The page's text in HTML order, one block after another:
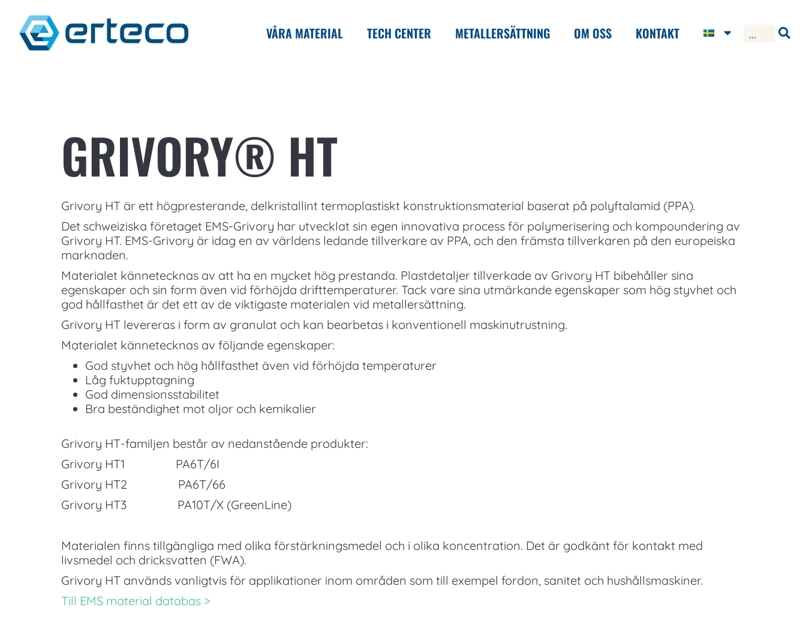
VÅRA MATERIAL TECH CENTER METALLERSÄTTNING OM OSS KONTAKT
GRIVORY® HT
Grivory HT är ett högpresterande, delkristallint termoplastiskt konstruktionsmaterial baserat på polyftalamid (PPA).
Det schweiziska företaget EMS-Grivory har utvecklat sin egen innovativa process för polymerisering och kompoundering av
Grivory HT. EMS-Grivory är idag en av världens ledande tillverkare av PPA, och den främsta tillverkaren på den europeiska
marknaden.
Materialet kännetecknas av att ha en mycket hög prestanda. Plastdetaljer tillverkade av Grivory HT bibehåller sina
egenskaper och sin form även vid förhöjda drifttemperaturer. Tack vare sina utmärkande egenskaper som hög styvhet och
god hållfasthet är det ett av de viktigaste materialen vid metallersättning.
Grivory HT levereras i form av granulat och kan bearbetas i konventionell maskinutrustning.
Materialet kännetecknas av följande egenskaper:
God styvhet och hög hållfasthet även vid förhöjda temperaturer
Låg fuktupptagning
God dimensionsstabilitet
Bra beständighet mot oljor och kemikalier
Grivory HT-familjen består av nedanstående produkter:
Grivory HT1 PA6T/6I
Grivory HT2 PA6T/66
Grivory HT3 PA10T/X (GreenLine)
Materialen finns tillgängliga med olika förstärkningsmedel och i olika koncentration. Det är godkänt för kontakt med
livsmedel och dricksvatten (FWA).
Grivory HT används vanligtvis för applikationer inom områden som till exempel fordon, sanitet och hushållsmaskiner.
Till EMS material databas >